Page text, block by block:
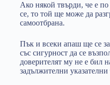
Ако някой твърди, че е
се, то той ще може да
самоотбрана.
Пък и всеки апаш ще се
със сигурност да се
доверителят му не е бил
задължителни